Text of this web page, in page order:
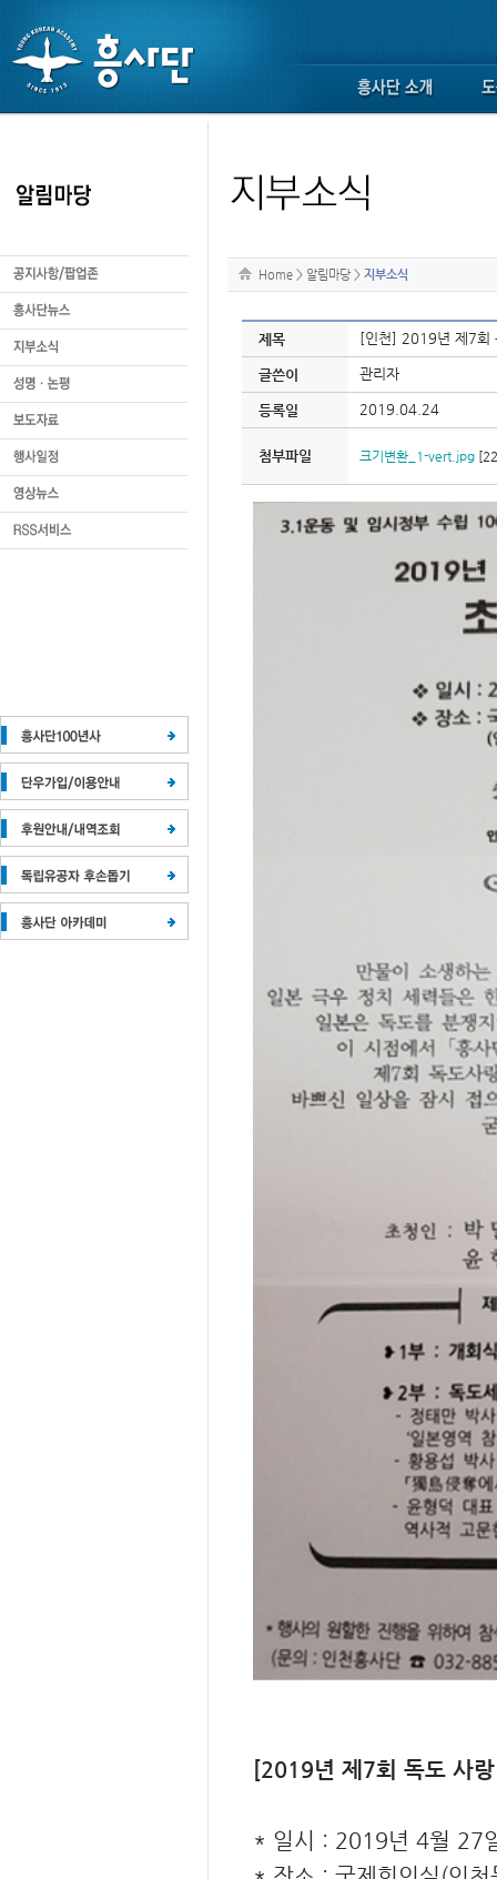
Home > 알림마당 > 지부소식
제목 [인천] 2019년 제7회
글쓴이 관리자
등록일 2019.04.24
첨부파일 크기변환_1-vert.jpg
[2019년 제7회 독도 사
* 일시 : 2019년 4월 27